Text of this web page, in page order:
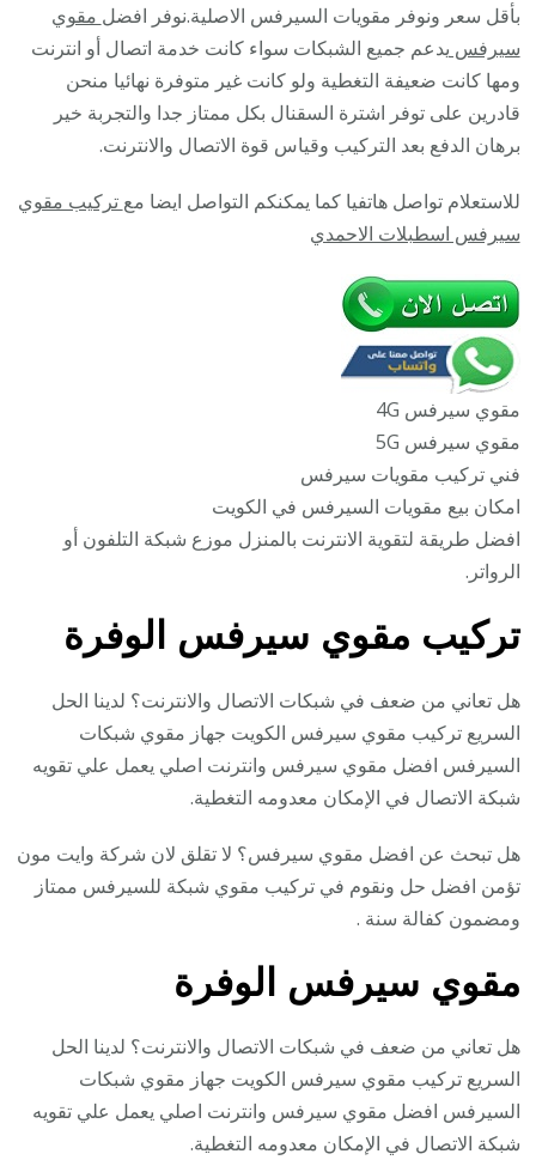
أصلي
بأقل سعر ونوفر مقويات السيرفس الاصلية.نوفر افضل مقوي
سيرفس يدعم جميع الشبكات سواء كانت خدمة اتصال أو انترنت
ومها كانت ضعيفة التغطية ولو كانت غير متوفرة نهائيا منحن
قادرين على توفر اشترة السقنال بكل ممتاز جدا والتجربة خير
برهان الدفع بعد التركيب وقياس قوة الاتصال والانترنت.
للاستعلام تواصل هاتفيا كما يمكنكم التواصل ايضا مع تركيب مقوي
سيرفس اسطبلات الاحمدي
مقوي سيرفس 4G
مقوي سيرفس 5G
فني تركيب مقويات سيرفس
امكان بيع مقويات السيرفس في الكويت
افضل طريقة لتقوية الانترنت بالمنزل موزع شبكة التلفون أو
الرواتر.
تركيب مقوي سيرفس الوفرة
هل تعاني من ضعف في شبكات الاتصال والانترنت؟ لدينا الحل
السريع تركيب مقوي سيرفس الكويت جهاز مقوي شبكات
السيرفس افضل مقوي سيرفس وانترنت اصلي يعمل علي تقويه
شبكة الاتصال في الإمكان معدومه التغطية.
هل تبحث عن افضل مقوي سيرفس؟ لا تقلق لان شركة وايت مون
تؤمن افضل حل ونقوم في تركيب مقوي شبكة للسيرفس ممتاز
ومضمون كفالة سنة .
مقوي سيرفس الوفرة
هل تعاني من ضعف في شبكات الاتصال والانترنت؟ لدينا الحل
السريع تركيب مقوي سيرفس الكويت جهاز مقوي شبكات
السيرفس افضل مقوي سيرفس وانترنت اصلي يعمل علي تقويه
شبكة الاتصال في الإمكان معدومه التغطية.